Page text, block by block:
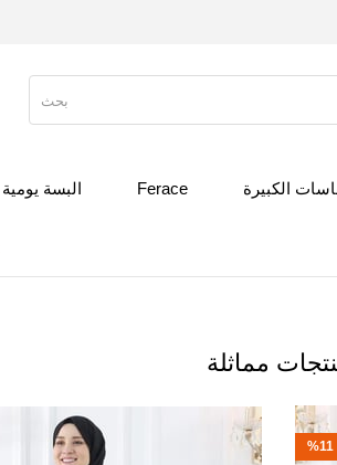
البسة يومية Ferace الكبيرة
مماثلة
%11